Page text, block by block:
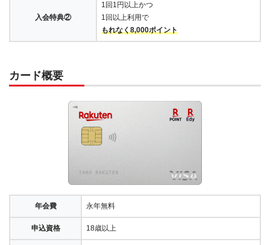
入会特典②
1回1円以上かつ
1回以上利用で
もれなく8,000ポイント
カード概要
年会費 永年無料
申込資格 18歳以上